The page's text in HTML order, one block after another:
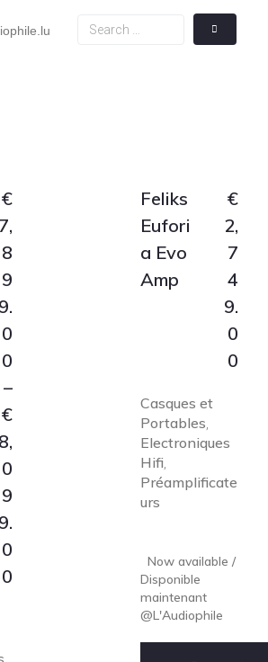
€
7,
8
9
9.
0
0
–
€
8,
0
9
9.
0
0
Feliks
Eufori
a Evo
Amp
€
2,
7
4
9.
0
0
Casques et
Portables
Electroniques
Hifi
Préamplificate
urs
Now available /
Disponible
maintenant
@L'Audiophile